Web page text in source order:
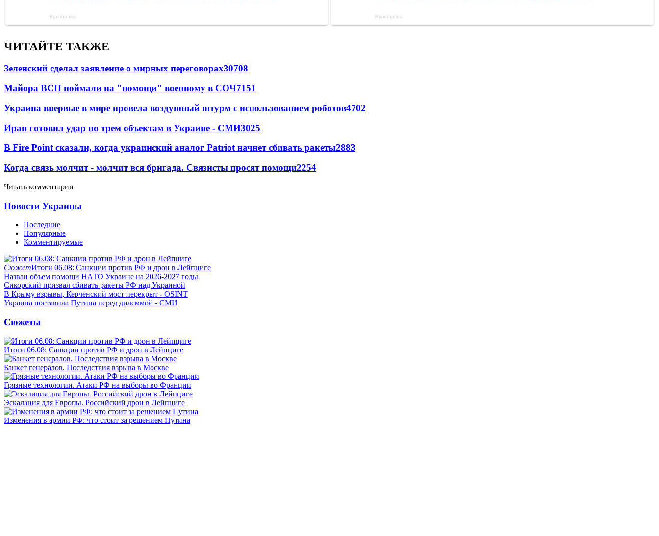
ЧИТАЙТЕ ТАКЖЕ
Зеленский сделал заявление о мирных переговорах30708
Майора ВСП поймали на "помощи" военному в СОЧ7151
Украина впервые в мире провела воздушный штурм с использованием роботов4702
Иран готовил удар по трем объектам в Украине - СМИ3025
В Fire Point сказали, когда украинский аналог Patriot начнет сбивать ракеты2883
Когда связь молчит - молчит вся бригада. Связисты просят помощи2254
Читать комментарии
Новости Украины
Последние
Популярные
Комментируемые
СюжетИтоги 06.08: Санкции против РФ и дрон в Лейпциге
Назван объем помощи НАТО Украине на 2026-2027 годы
Сикорский призвал сбивать ракеты РФ над Украиной
В Крыму взрывы, Керченский мост перекрыт - OSINT
Украина поставила Путина перед дилеммой - СМИ
Сюжеты
Итоги 06.08: Санкции против РФ и дрон в Лейпциге
Банкет генералов. Последствия взрыва в Москве
Грязные технологии. Атаки РФ на выборы во Франции
Эскалация для Европы. Российский дрон в Лейпциге
Изменения в армии РФ: что стоит за решением Путина